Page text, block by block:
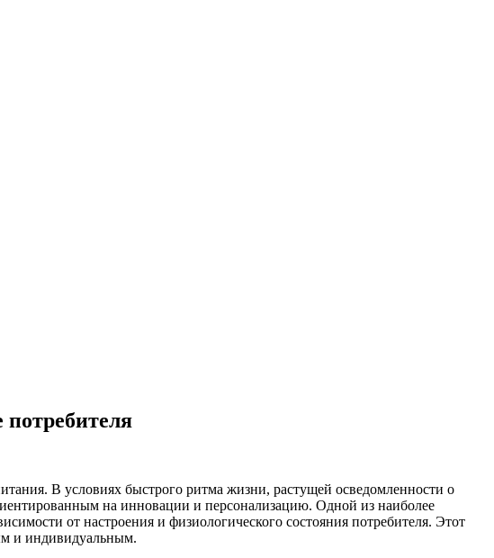
В условиях быстрого ритма жизни, растущей осведомленности о
на инновации и персонализацию. Одной из наиболее
от настроения и физиологического состояния потребителя. Этот
и индивидуальным.